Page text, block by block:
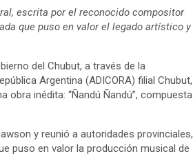
escrita por el reconocido compositor
que puso en valor el legado artístico y
del Chubut, a través de la
Argentina (ADICORA) filial Chubut,
inédita: “Ñandú Ñandú”, compuesta
y reunió a autoridades provinciales,
puso en valor la producción musical de